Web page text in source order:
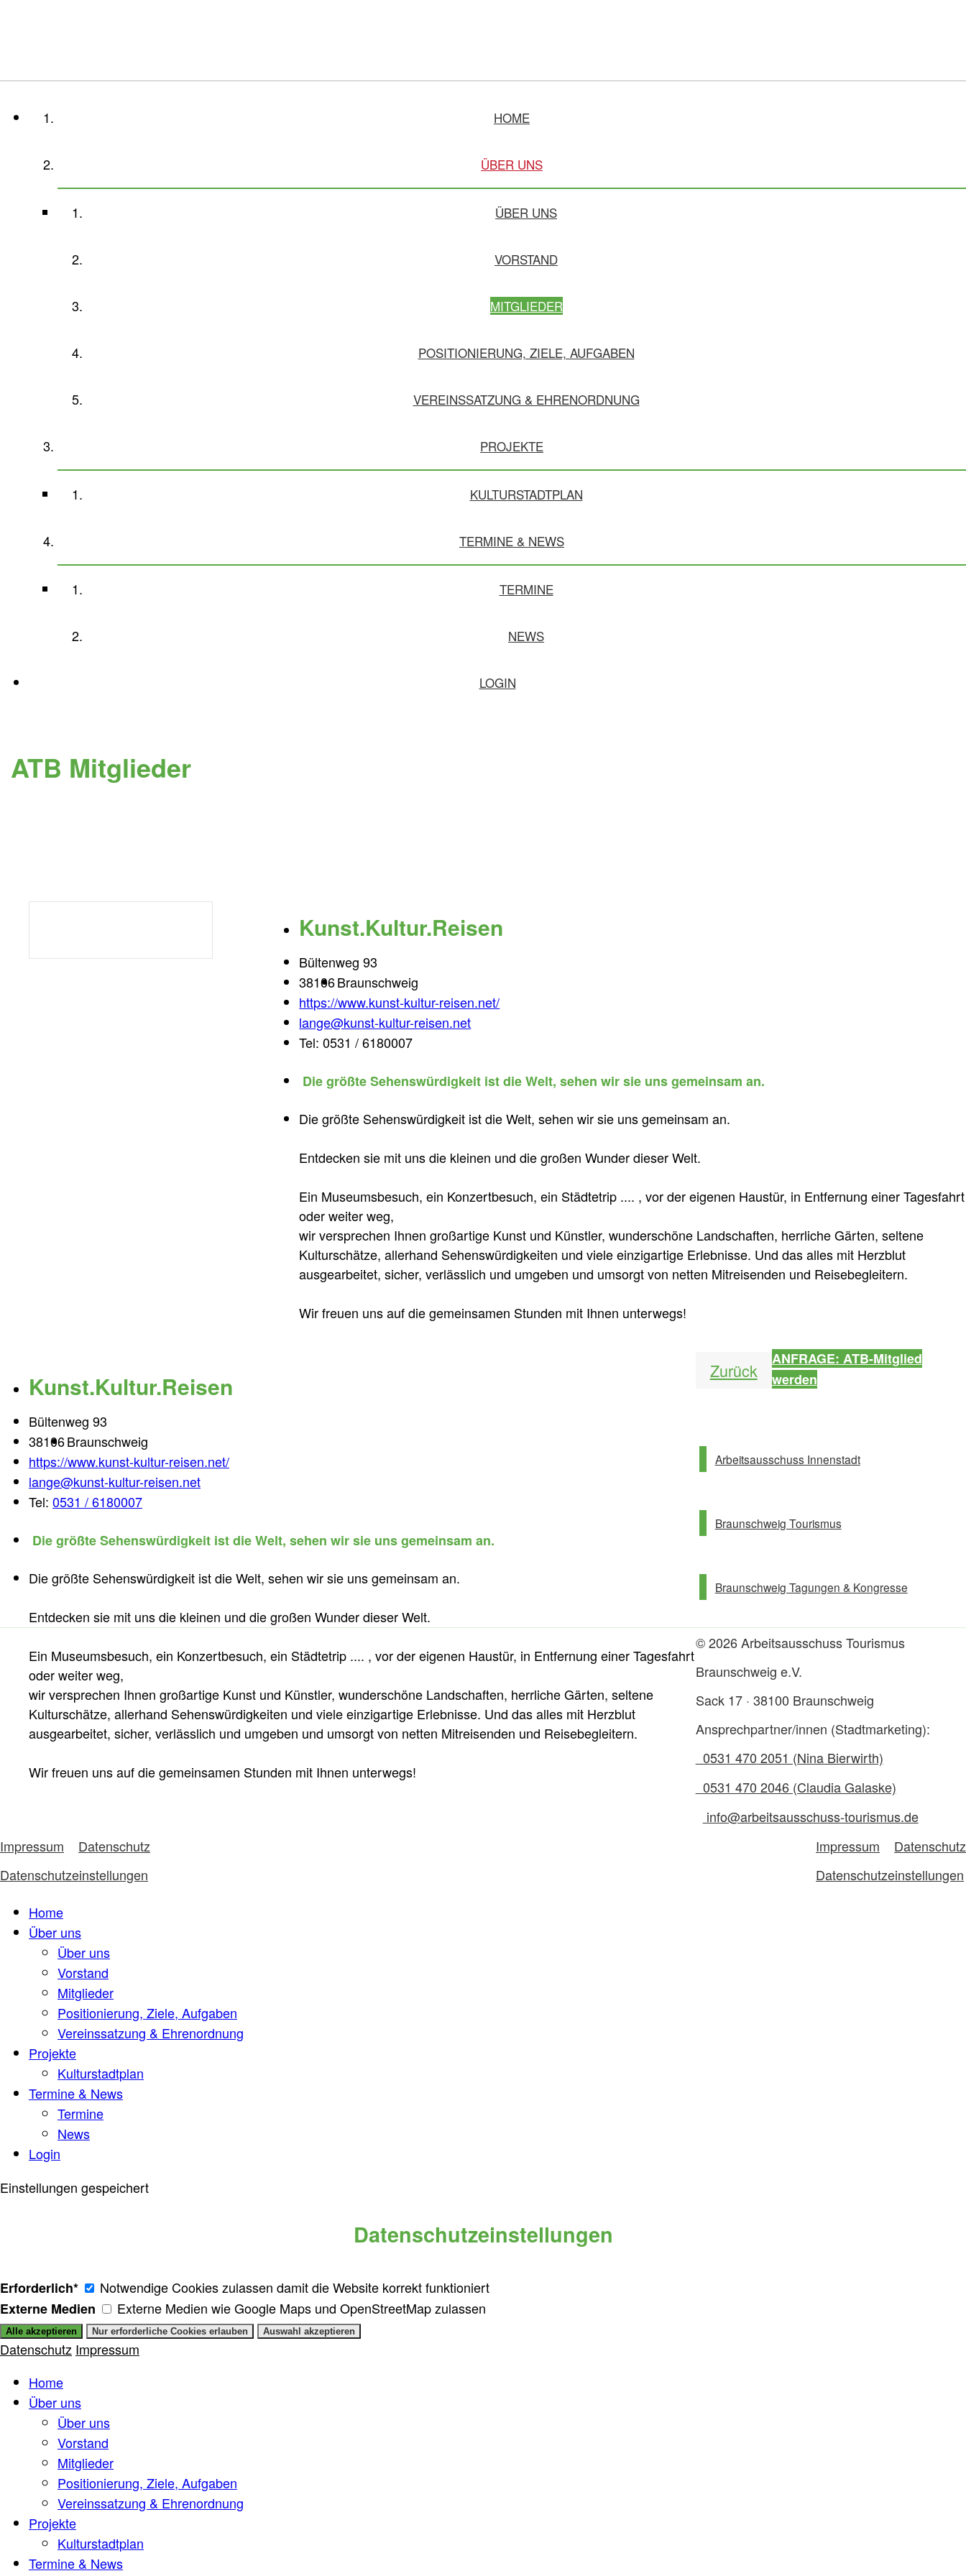
HOME
ÜBER UNS
ÜBER UNS
VORSTAND
MITGLIEDER
POSITIONIERUNG, ZIELE, AUFGABEN
VEREINSSATZUNG & EHRENORDNUNG
PROJEKTE
KULTURSTADTPLAN
TERMINE & NEWS
TERMINE
NEWS
LOGIN
ATB Mitglieder
Kunst.Kultur.Reisen
Bültenweg 93
38106Braunschweig
https://www.kunst-kultur-reisen.net/
lange@kunst-kultur-reisen.net
Tel: 0531 / 6180007
Die größte Sehenswürdigkeit ist die Welt, sehen wir sie uns gemeinsam an.
Die größte Sehenswürdigkeit ist die Welt, sehen wir sie uns gemeinsam an.
Entdecken sie mit uns die kleinen und die großen Wunder dieser Welt.
Ein Museumsbesuch, ein Konzertbesuch, ein Städtetrip .... , vor der eigenen Haustür, in Entfernung einer Tagesfahrt
oder weiter weg,
wir versprechen Ihnen großartige Kunst und Künstler, wunderschöne Landschaften, herrliche Gärten, seltene
Kulturschätze, allerhand Sehenswürdigkeiten und viele einzigartige Erlebnisse. Und das alles mit Herzblut
ausgearbeitet, sicher, verlässlich und umgeben und umsorgt von netten Mitreisenden und Reisebegleitern.
Wir freuen uns auf die gemeinsamen Stunden mit Ihnen unterwegs!
Kunst.Kultur.Reisen
Bültenweg 93
38106Braunschweig
https://www.kunst-kultur-reisen.net/
lange@kunst-kultur-reisen.net
Tel: 0531 / 6180007
Die größte Sehenswürdigkeit ist die Welt, sehen wir sie uns gemeinsam an.
Die größte Sehenswürdigkeit ist die Welt, sehen wir sie uns gemeinsam an.
Entdecken sie mit uns die kleinen und die großen Wunder dieser Welt.
Ein Museumsbesuch, ein Konzertbesuch, ein Städtetrip .... , vor der eigenen Haustür, in Entfernung einer Tagesfahrt
oder weiter weg,
wir versprechen Ihnen großartige Kunst und Künstler, wunderschöne Landschaften, herrliche Gärten, seltene
Kulturschätze, allerhand Sehenswürdigkeiten und viele einzigartige Erlebnisse. Und das alles mit Herzblut
ausgearbeitet, sicher, verlässlich und umgeben und umsorgt von netten Mitreisenden und Reisebegleitern.
Wir freuen uns auf die gemeinsamen Stunden mit Ihnen unterwegs!
Zurück
ANFRAGE: ATB-Mitglied
werden
Arbeitsausschuss Innenstadt
Braunschweig Tourismus
Braunschweig Tagungen & Kongresse
© 2026 Arbeitsausschuss Tourismus
Braunschweig e.V.
Sack 17 · 38100 Braunschweig
Ansprechpartner/innen (Stadtmarketing):
0531 470 2051 (Nina Bierwirth)
0531 470 2046 (Claudia Galaske)
info@arbeitsausschuss-tourismus.de
Impressum
Datenschutz
Datenschutzeinstellungen
Impressum
Datenschutz
Datenschutzeinstellungen
Home
Über uns
Über uns
Vorstand
Mitglieder
Positionierung, Ziele, Aufgaben
Vereinssatzung & Ehrenordnung
Projekte
Kulturstadtplan
Termine & News
Termine
News
Login
Einstellungen gespeichert
Datenschutzeinstellungen
Erforderlich*
Notwendige Cookies zulassen damit die Website korrekt funktioniert
Externe Medien
Externe Medien wie Google Maps und OpenStreetMap zulassen
Datenschutz Impressum
Home
Über uns
Über uns
Vorstand
Mitglieder
Positionierung, Ziele, Aufgaben
Vereinssatzung & Ehrenordnung
Projekte
Kulturstadtplan
Termine & News